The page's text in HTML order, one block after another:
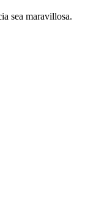
sea maravillosa.